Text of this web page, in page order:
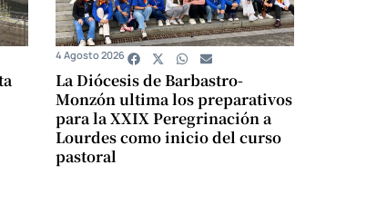
La Diócesis de Barbastro-
Monzón ultima los preparativos
para la XXIX Peregrinación a
Lourdes como inicio del curso
pastoral
4 Agosto 2026